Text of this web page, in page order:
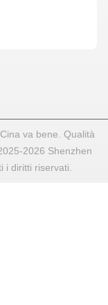
va bene. Qualità
2026 Shenzhen
i diritti riservati.